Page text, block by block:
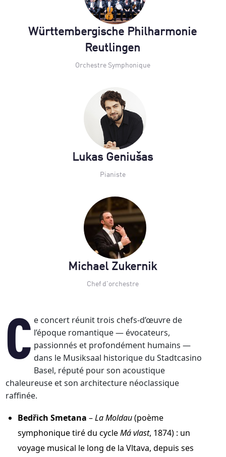
Ce concert réunit trois chefs-d’œuvre del’époque romantique — évocateurs,
passionnés et profondément humains —
dans le Musiksaal historique du Stadtcasino
Basel, réputé pour son acoustique
chaleureuse et son architecture néoclassique
raffinée.
Bedřich Smetana –La Moldau(poème
symphonique tiré du cycleMá vlast, 1874) : un
voyage musical le long de la Vltava, depuis ses
Württembergische Philharmonie
Reutlingen
Orchestre Symphonique
Lukas Geniušas
Pianiste
Michael Zukernik
Chef d'orchestre